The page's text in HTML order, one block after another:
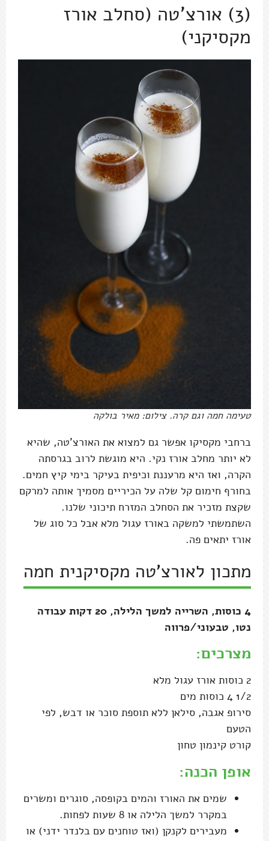
(3) אורצ'טה (סחלב אורז
מקסיקני)
טעימה חמה וגם קרה. צילום: מאיר בולקה
ברחבי מקסיקו אפשר גם למצוא את האורצ'טה, שהיא
לא יותר מחלב אורז נקי. היא מוגשת לרוב בגרסתה
הקרה, ואז היא מרעננת וכיפית בעיקר בימי קיץ חמים.
בחורף חימום קל שלה על הכיריים מסמיך אותה למרקם
שקצת מזכיר את הסחלב המזרח תיכוני שלנו.
השתמשתי למשקה באורז עגול מלא אבל כל סוג של
אורז יתאים פה.
מתכון לאורצ'טה מקסיקנית חמה
4 כוסות, השרייה למשך הלילה, 20 דקות עבודה
נטו, טבעוני/פרווה
מצרכים:
2 כוסות אורז עגול מלא
1/2 4 כוסות מים
סירופ אגבה, סילאן ללא תוספת סוכר או דבש, לפי
הטעם
קורט קינמון טחון
אופן הכנה:
שמים את האורז והמים בקופסה, סוגרים ומשרים
במקרר למשך הלילה או 8 שעות לפחות.
מעבירים לקנקן (ואז טוחנים עם בלנדר ידני) או